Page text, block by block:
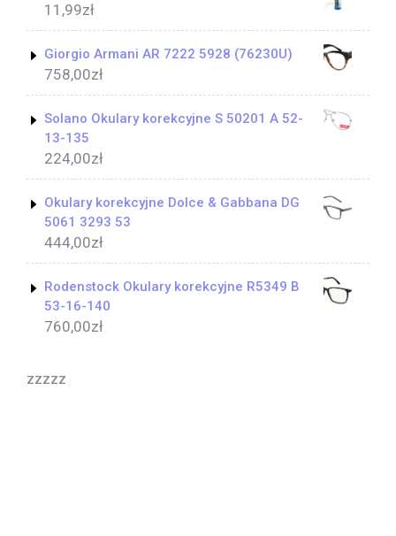
11,99zł
Giorgio Armani AR 7222 5928 (76230U)
758,00zł
Solano Okulary korekcyjne S 50201 A 52-
13-135
224,00zł
Okulary korekcyjne Dolce & Gabbana DG
5061 3293 53
444,00zł
Rodenstock Okulary korekcyjne R5349 B
53-16-140
760,00zł
zzzzz